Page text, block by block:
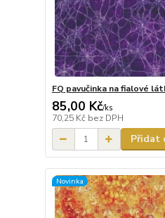
FQ pavučinka na fialové
85,00 Kč/ks
70,25 Kč bez DPH
Přidat
Novinka